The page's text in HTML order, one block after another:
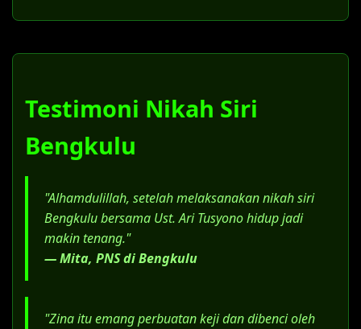
Keluarga kedua pemohon.
Dokumen pendukung status saat
Surat konfirmasi dari KUA bahwa
pernikahan belum terdaftar.
Salinan Akta Cerai (bagi yang berstatus
Surat Kuasa Khusus, jika menggunakan
jasa advokat.
Testimoni Nikah Siri
Bengkulu
"Alhamdulillah, setelah melaksanakan nikah siri
Bengkulu bersama Ust. Ari Tusyono hidup jadi
makin tenang."
— Mita, PNS di Bengkulu
"Zina itu emang perbuatan keji dan dibenci oleh